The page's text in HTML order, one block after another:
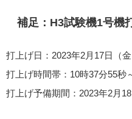
補足：H3試験機1号機
打上げ日：2023年2月17日（金
打上げ時間帯：10時37分55秒
打上げ予備期間：2023年2月